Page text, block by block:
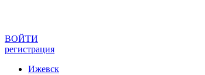
ВОЙТИ
регистрация
Ижевск